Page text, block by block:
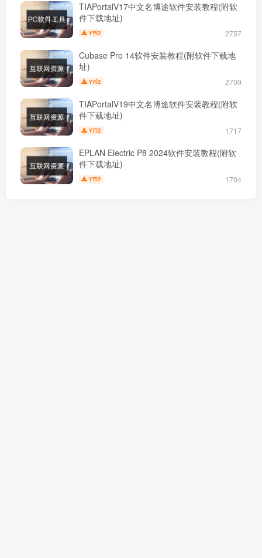
TIAPortalV17中文名博途软件安装教程(附软
件下载地址)
Y币2 2757
Cubase Pro 14软件安装教程(附软件下载地
址)
Y币2 2709
TIAPortalV19中文名博途软件安装教程(附软
件下载地址)
Y币2 1717
EPLAN Electric P8 2024软件安装教程(附软
件下载地址)
Y币2 1704